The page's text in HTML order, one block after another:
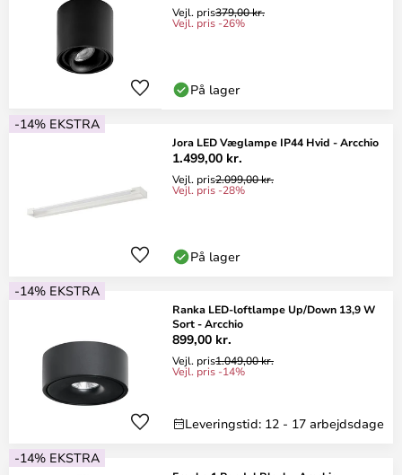
Vejl. pris379,00 kr.
Vejl. pris -26%
På lager
-14% EKSTRA
Jora LED Væglampe IP44 Hvid - Arcchio
1.499,00 kr.
Vejl. pris2.099,00 kr.
Vejl. pris -28%
På lager
-14% EKSTRA
Ranka LED-loftlampe Up/Down 13,9 W
Sort - Arcchio
899,00 kr.
Vejl. pris1.049,00 kr.
Vejl. pris -14%
Leveringstid: 12 - 17 arbejdsdage
-14% EKSTRA